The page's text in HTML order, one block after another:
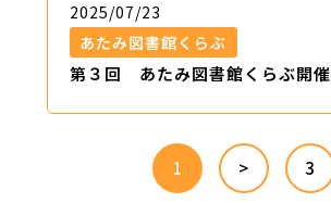
2025/07/23
あたみ図書館くらぶ
第３回 あたみ図書館くらぶ開催
1 > 3